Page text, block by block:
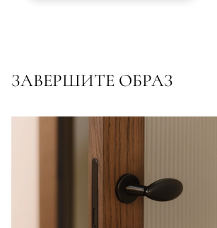
ЗАВЕРШИТЕ ОБРАЗ